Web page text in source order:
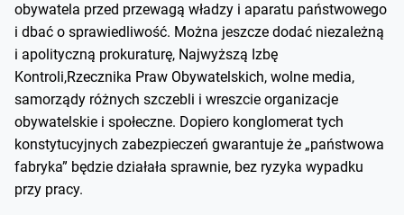
obywatela przed przewagą władzy i aparatu państwowego
i dbać o sprawiedliwość. Można jeszcze dodać niezależną
i apolityczną prokuraturę, Najwyższą Izbę
Kontroli,Rzecznika Praw Obywatelskich, wolne media,
samorządy różnych szczebli i wreszcie organizacje
obywatelskie i społeczne. Dopiero konglomerat tych
konstytucyjnych zabezpieczeń gwarantuje że „państwowa
fabryka” będzie działała sprawnie, bez ryzyka wypadku
przy pracy.